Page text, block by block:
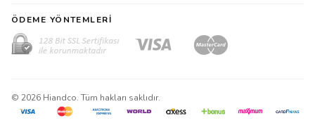
ÖDEME YÖNTEMLERI
© 2026 Hiandco. Tüm hakları saklıdır.